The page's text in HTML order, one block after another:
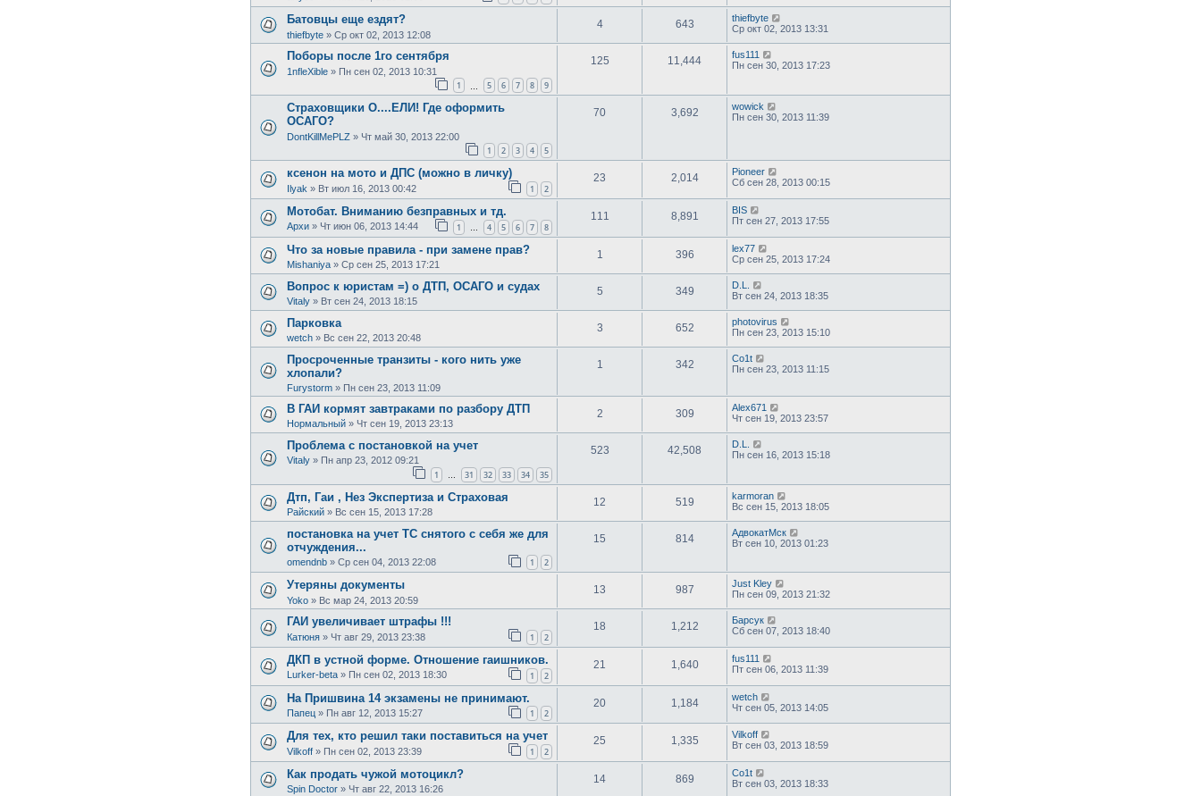
Батовцы еще ездят?
thiefbyte » Ср окт 02, 2013 12:08
4 643
thiefbyte
Ср окт 02, 2013 13:31
Поборы после 1го сентября
1nfleXible » Пн сен 02, 2013 10:31
1 5 6 7 8 9
125 11,444
fus111
Пн сен 30, 2013 17:23
Страховщики О....ЕЛИ! Где оформить
ОСАГО?
DontKillMePLZ » Чт май 30, 2013 22:00
1 2 3 4 5
70 3,692
wowick
Пн сен 30, 2013 11:39
ксенон на мото и ДПС (можно в личку)
Ilyak » Вт июл 16, 2013 00:42 1 2
23 2,014
Pioneer
Сб сен 28, 2013 00:15
Мотобат. Вниманию безправных и тд.
Архи » Чт июн 06, 2013 14:44 1 … 4 5 6 7 8
111 8,891
BIS
Пт сен 27, 2013 17:55
Что за новые правила - при замене прав?
Mishaniya » Ср сен 25, 2013 17:21
1 396
lex77
Ср сен 25, 2013 17:24
Вопрос к юристам =) о ДТП, ОСАГО и судах
Vitaly » Вт сен 24, 2013 18:15
5 349
D.L.
Вт сен 24, 2013 18:35
Парковка
wetch » Вс сен 22, 2013 20:48
3 652
photovirus
Пн сен 23, 2013 15:10
Просроченные транзиты - кого нить уже
хлопали?
Furystorm » Пн сен 23, 2013 11:09
1 342
Co1t
Пн сен 23, 2013 11:15
В ГАИ кормят завтраками по разбору ДТП
Нормальный » Чт сен 19, 2013 23:13
2 309
Alex671
Чт сен 19, 2013 23:57
Проблема с постановкой на учет
Vitaly » Пн апр 23, 2012 09:21
1 … 31 32 33 34 35
523 42,508
D.L.
Пн сен 16, 2013 15:18
Дтп, Гаи , Нез Экспертиза и Страховая
Райский » Вс сен 15, 2013 17:28
12 519
karmoran
Вс сен 15, 2013 18:05
постановка на учет ТС снятого с себя же для
отчуждения...
omendnb » Ср сен 04, 2013 22:08 1 2
15 814
АдвокатМск
Вт сен 10, 2013 01:23
Утеряны документы
Yoko » Вс мар 24, 2013 20:59
13 987
Just Kley
Пн сен 09, 2013 21:32
ГАИ увеличивает штрафы !!!
Катюня » Чт авг 29, 2013 23:38 1 2
18 1,212
Барсук
Сб сен 07, 2013 18:40
ДКП в устной форме. Отношение гаишников.
Lurker-beta » Пн сен 02, 2013 18:30 1 2
21 1,640
fus111
Пт сен 06, 2013 11:39
На Пришвина 14 экзамены не принимают.
Папец » Пн авг 12, 2013 15:27 1 2
20 1,184
wetch
Чт сен 05, 2013 14:05
Для тех, кто решил таки поставиться на учет
Vilkoff » Пн сен 02, 2013 23:39 1 2
25 1,335
Vilkoff
Вт сен 03, 2013 18:59
Как продать чужой мотоцикл?
Spin Doctor » Чт авг 22, 2013 16:26
14 869
Co1t
Вт сен 03, 2013 18:33